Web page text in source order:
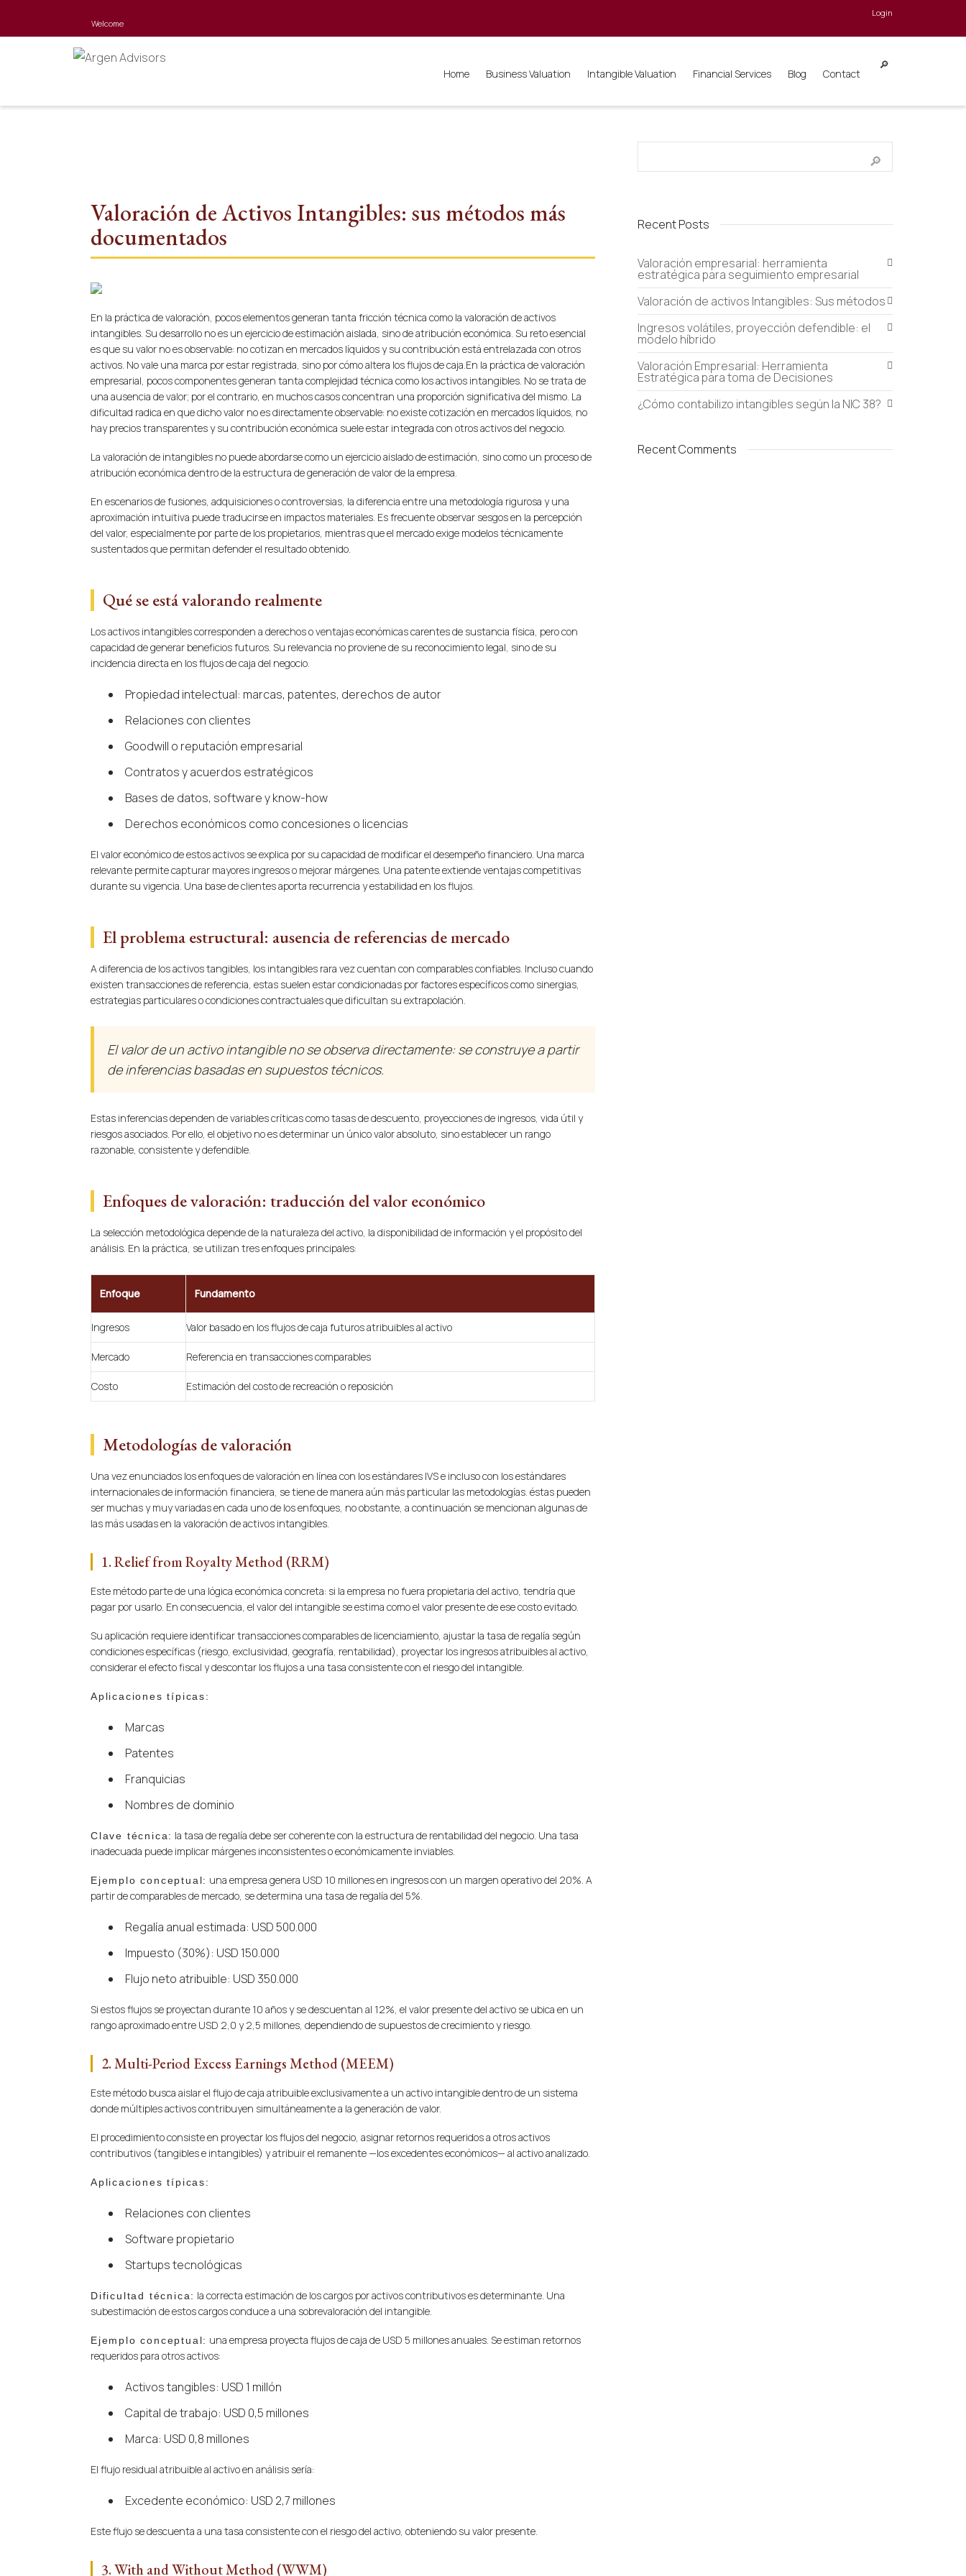
Welcome
Login
Home Business Valuation Intangible Valuation Financial Services Blog Contact
Valoración de Activos Intangibles: sus métodos más
documentados
En la práctica de valoración, pocos elementos generan tanta fricción técnica como la valoración de activos
intangibles. Su desarrollo no es un ejercicio de estimación aislada, sino de atribución económica. Su reto esencial
es que su valor no es observable: no cotizan en mercados líquidos y su contribución está entrelazada con otros
activos. No vale una marca por estar registrada, sino por cómo altera los flujos de caja.En la práctica de valoración
empresarial, pocos componentes generan tanta complejidad técnica como los activos intangibles. No se trata de
una ausencia de valor; por el contrario, en muchos casos concentran una proporción significativa del mismo. La
dificultad radica en que dicho valor no es directamente observable: no existe cotización en mercados líquidos, no
hay precios transparentes y su contribución económica suele estar integrada con otros activos del negocio.
La valoración de intangibles no puede abordarse como un ejercicio aislado de estimación, sino como un proceso de
atribución económica dentro de la estructura de generación de valor de la empresa.
En escenarios de fusiones, adquisiciones o controversias, la diferencia entre una metodología rigurosa y una
aproximación intuitiva puede traducirse en impactos materiales. Es frecuente observar sesgos en la percepción
del valor, especialmente por parte de los propietarios, mientras que el mercado exige modelos técnicamente
sustentados que permitan defender el resultado obtenido.
Qué se está valorando realmente
Los activos intangibles corresponden a derechos o ventajas económicas carentes de sustancia física, pero con
capacidad de generar beneficios futuros. Su relevancia no proviene de su reconocimiento legal, sino de su
incidencia directa en los flujos de caja del negocio.
Propiedad intelectual: marcas, patentes, derechos de autor
Relaciones con clientes
Goodwill o reputación empresarial
Contratos y acuerdos estratégicos
Bases de datos, software y know-how
Derechos económicos como concesiones o licencias
El valor económico de estos activos se explica por su capacidad de modificar el desempeño financiero. Una marca
relevante permite capturar mayores ingresos o mejorar márgenes. Una patente extiende ventajas competitivas
durante su vigencia. Una base de clientes aporta recurrencia y estabilidad en los flujos.
El problema estructural: ausencia de referencias de mercado
A diferencia de los activos tangibles, los intangibles rara vez cuentan con comparables confiables. Incluso cuando
existen transacciones de referencia, estas suelen estar condicionadas por factores específicos como sinergias,
estrategias particulares o condiciones contractuales que dificultan su extrapolación.
El valor de un activo intangible no se observa directamente: se construye a partir
de inferencias basadas en supuestos técnicos.
Estas inferencias dependen de variables críticas como tasas de descuento, proyecciones de ingresos, vida útil y
riesgos asociados. Por ello, el objetivo no es determinar un único valor absoluto, sino establecer un rango
razonable, consistente y defendible.
Enfoques de valoración: traducción del valor económico
La selección metodológica depende de la naturaleza del activo, la disponibilidad de información y el propósito del
análisis. En la práctica, se utilizan tres enfoques principales:
Enfoque Fundamento
Ingresos Valor basado en los flujos de caja futuros atribuibles al activo
Mercado Referencia en transacciones comparables
Costo Estimación del costo de recreación o reposición
Metodologías de valoración
Una vez enunciados los enfoques de valoración en línea con los estándares IVS e incluso con los estándares
internacionales de información financiera, se tiene de manera aún más particular las metodologías. éstas pueden
ser muchas y muy variadas en cada uno de los enfoques, no obstante, a continuación se mencionan algunas de
las más usadas en la valoración de activos intangibles.
1. Relief from Royalty Method (RRM)
Este método parte de una lógica económica concreta: si la empresa no fuera propietaria del activo, tendría que
pagar por usarlo. En consecuencia, el valor del intangible se estima como el valor presente de ese costo evitado.
Su aplicación requiere identificar transacciones comparables de licenciamiento, ajustar la tasa de regalía según
condiciones específicas (riesgo, exclusividad, geografía, rentabilidad), proyectar los ingresos atribuibles al activo,
considerar el efecto fiscal y descontar los flujos a una tasa consistente con el riesgo del intangible.
Aplicaciones típicas:
Marcas
Patentes
Franquicias
Nombres de dominio
Clave técnica: la tasa de regalía debe ser coherente con la estructura de rentabilidad del negocio. Una tasa
inadecuada puede implicar márgenes inconsistentes o económicamente inviables.
Ejemplo conceptual: una empresa genera USD 10 millones en ingresos con un margen operativo del 20%. A
partir de comparables de mercado, se determina una tasa de regalía del 5%.
Regalía anual estimada: USD 500.000
Impuesto (30%): USD 150.000
Flujo neto atribuible: USD 350.000
Si estos flujos se proyectan durante 10 años y se descuentan al 12%, el valor presente del activo se ubica en un
rango aproximado entre USD 2,0 y 2,5 millones, dependiendo de supuestos de crecimiento y riesgo.
2. Multi-Period Excess Earnings Method (MEEM)
Este método busca aislar el flujo de caja atribuible exclusivamente a un activo intangible dentro de un sistema
donde múltiples activos contribuyen simultáneamente a la generación de valor.
El procedimiento consiste en proyectar los flujos del negocio, asignar retornos requeridos a otros activos
contributivos (tangibles e intangibles) y atribuir el remanente —los excedentes económicos— al activo analizado.
Aplicaciones típicas:
Relaciones con clientes
Software propietario
Startups tecnológicas
Dificultad técnica: la correcta estimación de los cargos por activos contributivos es determinante. Una
subestimación de estos cargos conduce a una sobrevaloración del intangible.
Ejemplo conceptual: una empresa proyecta flujos de caja de USD 5 millones anuales. Se estiman retornos
requeridos para otros activos:
Activos tangibles: USD 1 millón
Capital de trabajo: USD 0,5 millones
Marca: USD 0,8 millones
El flujo residual atribuible al activo en análisis sería:
Excedente económico: USD 2,7 millones
Este flujo se descuenta a una tasa consistente con el riesgo del activo, obteniendo su valor presente.
3. With and Without Method (WWM)
Recent Posts
Valoración empresarial: herramienta
estratégica para seguimiento empresarial
Valoración de activos Intangibles: Sus métodos
Ingresos volátiles, proyección defendible: el
modelo híbrido
Valoración Empresarial: Herramienta
Estratégica para toma de Decisiones
¿Cómo contabilizo intangibles según la NIC 38?
Recent Comments